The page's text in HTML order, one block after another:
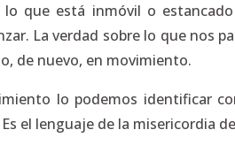
que está inmóvil o
La verdad sobre lo que nos
de nuevo, en movimiento.
lo podemos identificar
el lenguaje de la misericordia